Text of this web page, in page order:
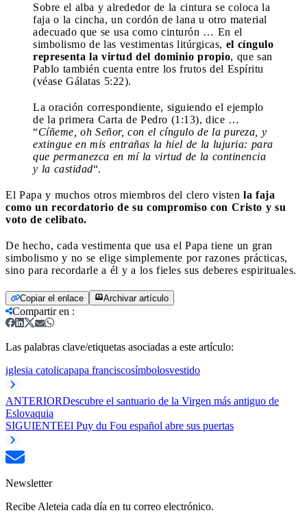
Sobre el alba y alrededor de la cintura se coloca la
faja o la cincha, un cordón de lana u otro material
adecuado que se usa como cinturón … En el
simbolismo de las vestimentas litúrgicas, el cíngulo
representa la virtud del dominio propio, que san
Pablo también cuenta entre los frutos del Espíritu
(véase Gálatas 5:22).
La oración correspondiente, siguiendo el ejemplo
de la primera Carta de Pedro (1:13), dice …
“Cíñeme, oh Señor, con el cíngulo de la pureza, y
extingue en mis entrañas la hiel de la lujuria: para
que permanezca en mí la virtud de la continencia
y la castidad“.
El Papa y muchos otros miembros del clero visten la faja
como un recordatorio de su compromiso con Cristo y su
voto de celibato.
De hecho, cada vestimenta que usa el Papa tiene un gran
simbolismo y no se elige simplemente por razones prácticas,
sino para recordarle a él y a los fieles sus deberes espirituales.
Copiar el enlace Archivar artículo
Compartir en :
Las palabras clave/etiquetas asociadas a este artículo:
iglesia catolicapapa franciscosímbolosvestido
ANTERIORDescubre el santuario de la Virgen más antiguo de
Eslovaquia
SIGUIENTEEl Puy du Fou español abre sus puertas
Newsletter
Recibe Aleteia cada día en tu correo electrónico.